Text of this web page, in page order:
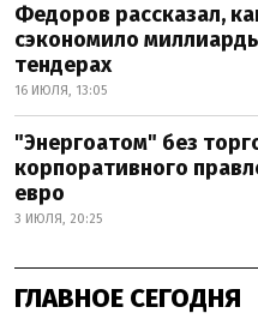
Федоров рассказал,
сэкономило
тендерах
16 ИЮЛЯ, 13:05
"Энергоатом" без
корпоративного
евро
3 ИЮЛЯ, 20:25
ГЛАВНОЕ СЕГОДНЯ